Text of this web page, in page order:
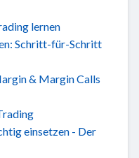
lernen
Schritt-für-Schritt
& Margin Calls
einsetzen - Der